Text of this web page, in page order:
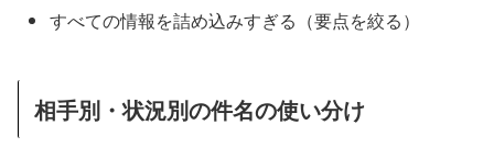
すべての情報を詰め込みすぎる（要点を絞る）
相手別・状況別の件名の使い分け